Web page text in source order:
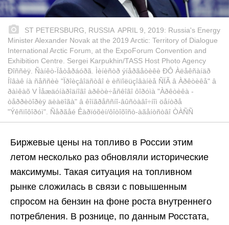
ST PETERSBURG, RUSSIA  APRIL 9, 2019: Russia's Energy
Minister Alexander Novak at the 2019 Arctic: Territory of Dialogue
International Arctic Forum, at the ExpoForum Convention and
Exhibition Centre. Sergei Karpukhin/TASS Host Photo Agency
Ðîññèÿ. Ñàíêò-Ïåòåðáóðã. Ìèíèñòð ýíåðãåòèêè ÐÔ Àëåêñàíäð
Íîâàê íà ñåññèè "Ïðîèçâîäñòâî è èñïîëüçîâàíèå ÑÏÃ â Àðêòèêå" â
ðàìêàõ V Ìåæäóíàðîäíîãî àðêòè÷åñêîãî ôîðóìà "Àðêòèêà -
òåððèòîðèÿ äèàëîãà" â êîíãðåññíî-âûñòàâî÷íîì öåíòðå
"Ýêñïîôîðóì". Ñåðãåé Êàðïóõèí/ôîòîõîñò-àãåíòñòâî ÒÀÑÑ
Биржевые цены на топливо в России этим
летом несколько раз обновляли исторические
максимумы. Такая ситуация на топливном
рынке сложилась в связи с повышенным
спросом на бензин на фоне роста внутреннего
потребления. В рознице, по данным Росстата,